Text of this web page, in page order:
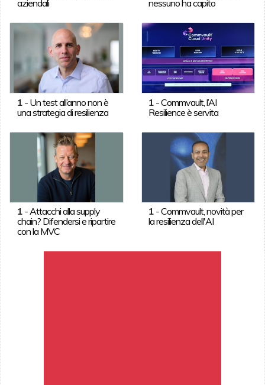
aziendali
nessuno ha capito
1- Un test all’anno non è
una strategia di resilienza
1 -Commvault, l’AI
Resilience è servita
1-Attacchi alla supply
chain? Difendersi e ripartire
con la MVC
1 -Commvault, novità per
la resilienza dell'AI